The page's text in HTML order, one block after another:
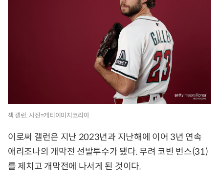
잭 갤런. 사진=게티이미지코리아
이로써 갤런은 지난 2023년과 지난해에 이어 3년 연속
애리조나의 개막전 선발투수가 됐다. 무려 코빈 번스(31)
를 제치고 개막전에 나서게 된 것이다.